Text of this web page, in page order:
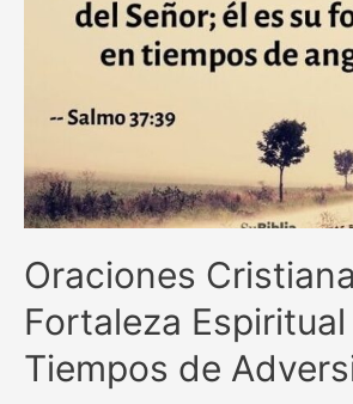
Oraciones
Fortaleza Espiritual
Tiempos de